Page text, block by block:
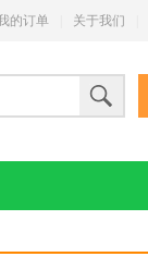
的订单 关于我们